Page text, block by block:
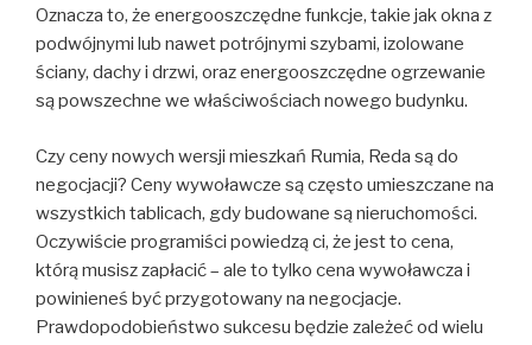
Oznacza to, że energooszczędne funkcje, takie jak okna z
podwójnymi lub nawet potrójnymi szybami, izolowane
ściany, dachy i drzwi, oraz energooszczędne ogrzewanie
są powszechne we właściwościach nowego budynku.
Czy ceny nowych wersji mieszkań Rumia, Reda są do
negocjacji? Ceny wywoławcze są często umieszczane na
wszystkich tablicach, gdy budowane są nieruchomości.
Oczywiście programiści powiedzą ci, że jest to cena,
którą musisz zapłacić – ale to tylko cena wywoławcza i
powinieneś być przygotowany na negocjacje.
Prawdopodobieństwo sukcesu będzie zależeć od wielu